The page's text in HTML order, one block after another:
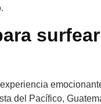
del Pacífico,